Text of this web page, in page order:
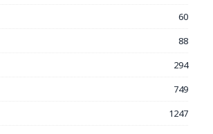
60
88
294
749
1247